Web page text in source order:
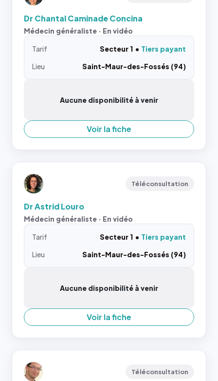
Dr Chantal Caminade Concina
Médecin généraliste · En vidéo
Tarif Secteur 1
Tiers payant
Lieu
Saint-Maur-des-Fossés (94)
Aucune disponibilité à venir
Voir la fiche
Téléconsultation
Dr Astrid Louro
Médecin généraliste · En vidéo
Tarif Secteur 1
Tiers payant
Lieu
Saint-Maur-des-Fossés (94)
Aucune disponibilité à venir
Voir la fiche
Téléconsultation